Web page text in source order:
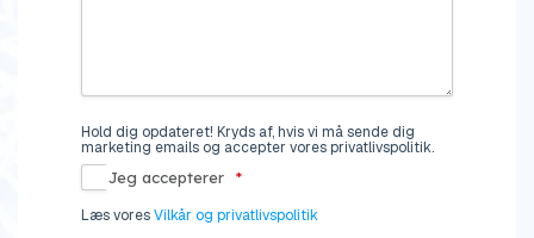
Hold dig opdateret! Kryds af, hvis vi må sende dig
marketing emails og accepter vores privatlivspolitik.
Jeg accepterer
*
Læs voresVilkår og privatlivspolitik